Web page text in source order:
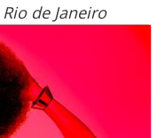
de Janeiro